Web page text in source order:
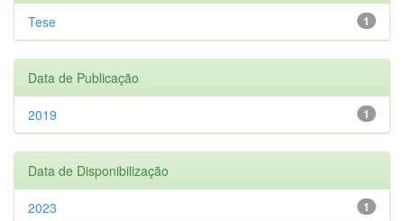
1
Tese
Data de Publicação
1
2019
Data de Disponibilização
1
2023